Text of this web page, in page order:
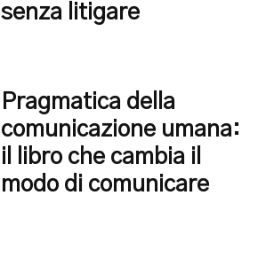
senza litigare
Pragmatica della
comunicazione umana:
il libro che cambia il
modo di comunicare